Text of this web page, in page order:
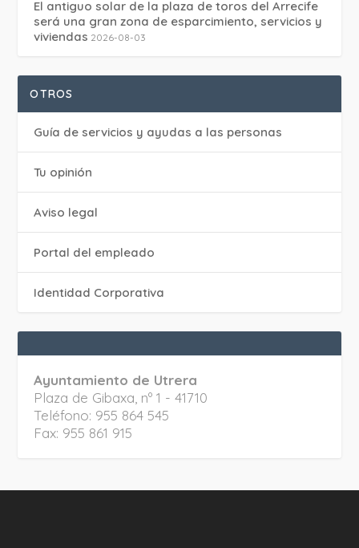
El antiguo solar de la plaza de toros del Arrecife
será una gran zona de esparcimiento, servicios y
viviendas 2026-08-03
OTROS
Guía de servicios y ayudas a las personas
Tu opinión
Aviso legal
Portal del empleado
Identidad Corporativa
Ayuntamiento de Utrera
Plaza de Gibaxa, nº 1 - 41710
Teléfono: 955 864 545
Fax: 955 861 915